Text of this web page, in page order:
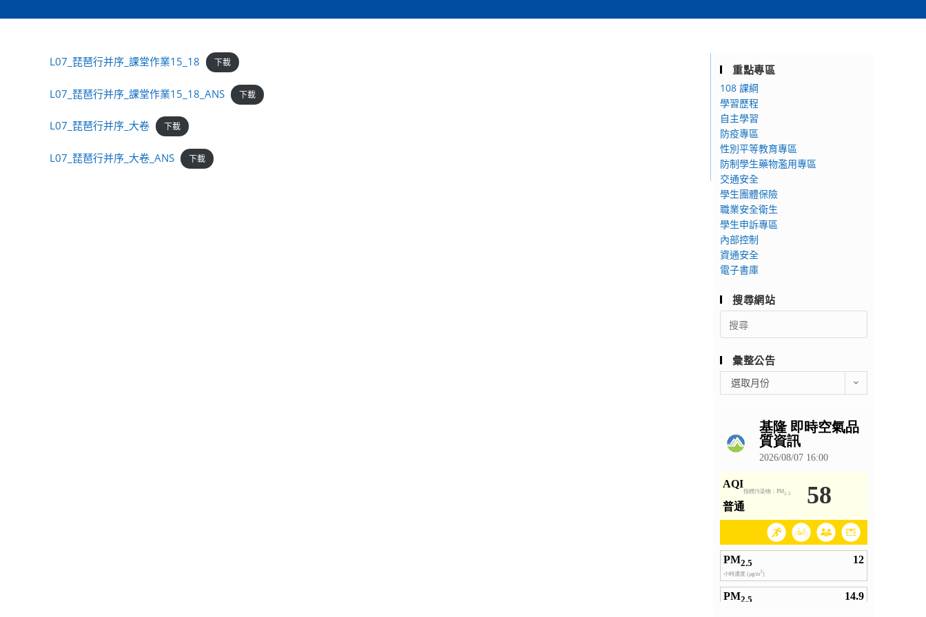
L07_琵琶行并序_課堂作業15_18 下載
L07_琵琶行并序_課堂作業15_18_ANS 下載
L07_琵琶行并序_大卷 下載
L07_琵琶行并序_大卷_ANS 下載
重點專區
108 課綱
學習歷程
自主學習
防疫專區
性別平等教育專區
防制學生藥物濫用專區
交通安全
學生團體保險
職業安全衛生
學生申訴專區
內部控制
資通安全
電子書庫
搜尋網站
Search
for:
彙整公告
整
選取月份